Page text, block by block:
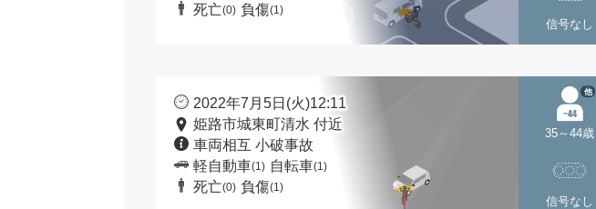
死亡(0) 負傷(1)
信号なし
2022年7月5日(火)12:11
姫路市城東町清水 付近
車両相互 小破事故
軽自動車(1) 自転車(1)
死亡(0) 負傷(1)
35～44歳
他
信号なし